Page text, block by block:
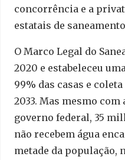
concorrência e a
estatais de
O Marco Legal do
2020 e estabeleceu
99% das casas e
2033. Mas mesmo com
governo federal, 35
não recebem água
metade da população,